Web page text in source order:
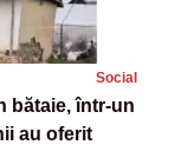
Social
bătaie, într-un
au oferit